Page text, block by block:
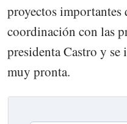
proyectos importantes
coordinación con las
presidenta Castro y se
muy pronta.